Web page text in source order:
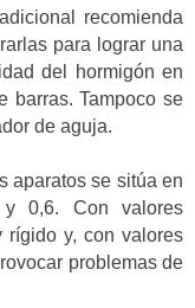
recomienda
para lograr una
del hormigón en
barras. Tampoco se
de aguja.
aparatos se sitúa en
y 0,6. Con valores
rígido y, con valores
problemas de